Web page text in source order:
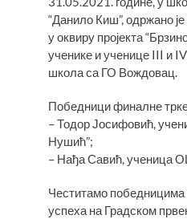
“Данило Киш”, одржано
у оквиру пројекта
ученике и ученице III и
школа са ГО Вождовац.
Победници финалне
– Тодор Јосифовић,
Нушић”;
– Нађа Савић, ученица
Честитамо
успеха на Градском